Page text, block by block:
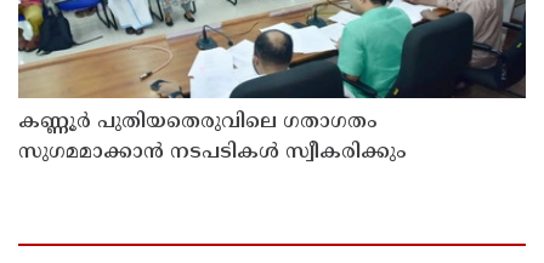
കണ്ണൂർ പുതിയതെരുവിലെ ഗതാഗതം
സുഗമമാക്കാന്‍ നടപടികള്‍ സ്വീകരിക്കും